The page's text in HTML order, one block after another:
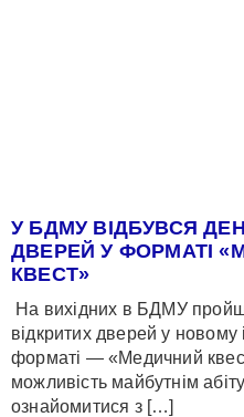
У БДМУ ВІДБУВСЯ
ДВЕРЕЙ У ФОРМАТІ
КВЕСТ»
На вихідних в БДМУ
відкритих дверей у новому
форматі — «Медичний
можливість майбутнім
ознайомитися з […]